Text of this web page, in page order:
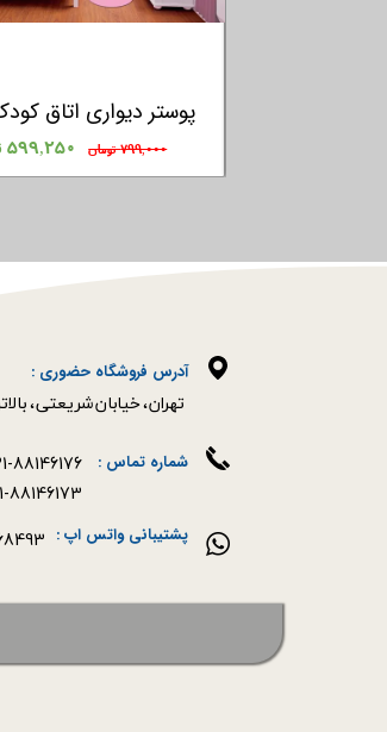
۷۹۹,۰۰۰ تومان ۵۹۹,۲۵۰ تومان
021-88146176
آدرس فروشگاه حضوری :
​​​​​​​تهران ، خیابان شریعتی ، بالاتر
شماره تماس :
پشتیبانی واتس اپ :